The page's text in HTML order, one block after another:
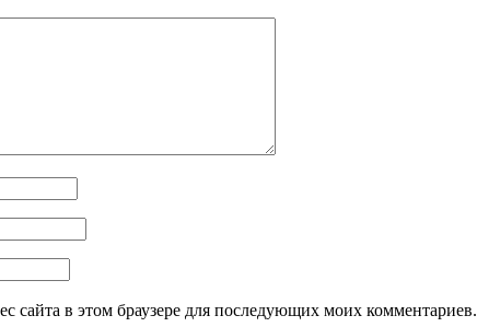
сайта в этом браузере для последующих моих комментариев.